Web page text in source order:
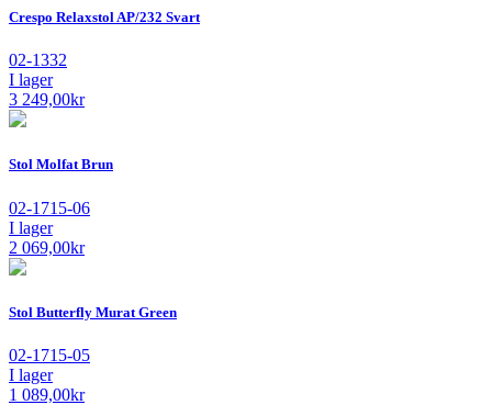
Crespo Relaxstol AP/232 Svart
02-1332
I lager
3 249,00kr
Stol Molfat Brun
02-1715-06
I lager
2 069,00kr
Stol Butterfly Murat Green
02-1715-05
I lager
1 089,00kr